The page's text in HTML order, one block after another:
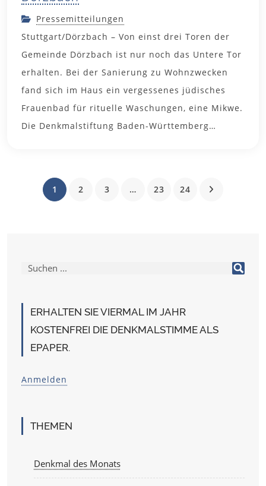
ERHALTEN SIE VIERMAL IM JAHR
KOSTENFREI DIE DENKMALSTIMME ALS
EPAPER.
Anmelden
THEMEN
Denkmal des Monats
Pressemitteilungen
Stuttgart/Dörzbach – Von einst drei Toren der
Gemeinde Dörzbach ist nur noch das Untere Tor
erhalten. Bei der Sanierung zu Wohnzwecken
fand sich im Haus ein vergessenes jüdisches
Frauenbad für rituelle Waschungen, eine Mikwe.
Die Denkmalstiftung Baden-Württemberg…
1 2 3 … 23 24